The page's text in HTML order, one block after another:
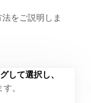
をご説明しま
して選択し、
す。